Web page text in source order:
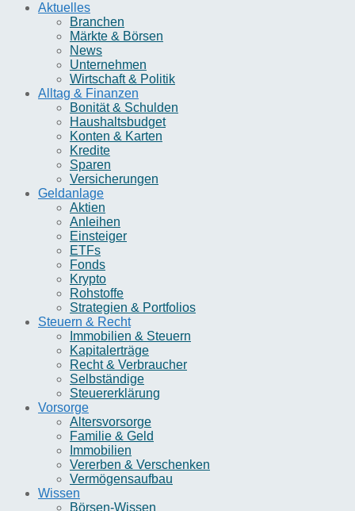
Aktuelles
Branchen
Märkte & Börsen
News
Unternehmen
Wirtschaft & Politik
Alltag & Finanzen
Bonität & Schulden
Haushaltsbudget
Konten & Karten
Kredite
Sparen
Versicherungen
Geldanlage
Aktien
Anleihen
Einsteiger
ETFs
Fonds
Krypto
Rohstoffe
Strategien & Portfolios
Steuern & Recht
Immobilien & Steuern
Kapitalerträge
Recht & Verbraucher
Selbständige
Steuererklärung
Vorsorge
Altersvorsorge
Familie & Geld
Immobilien
Vererben & Verschenken
Vermögensaufbau
Wissen
Börsen-Wissen